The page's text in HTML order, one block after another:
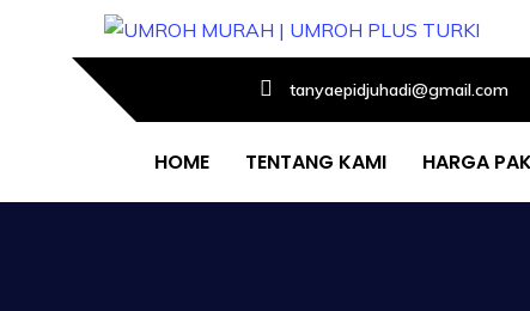
tanyaepidjuhadi@gmail.com
HOME TENTANG KAMI HARGA